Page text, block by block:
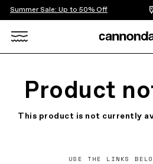
Summer Sale: Up to 50% Off
Product
This product is not currently
USE THE LINKS